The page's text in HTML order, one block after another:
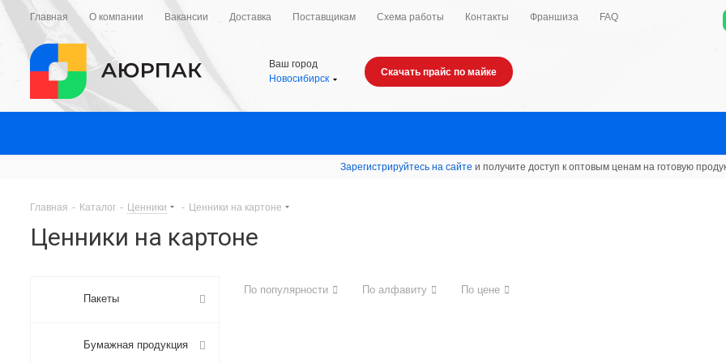
Главная О компании Вакансии Доставка Поставщикам Схема работы Контакты Франшиза FAQ
Ваш город
Новосибирск
Скачать прайс по майке
Зарегистрируйтесь на сайте и получите доступ к оптовым ценам на готовую
Главная - Каталог - Ценники - Ценники на картоне
Ценники на картоне
По популярности По алфавиту По цене
Пакеты
Бумажная продукция